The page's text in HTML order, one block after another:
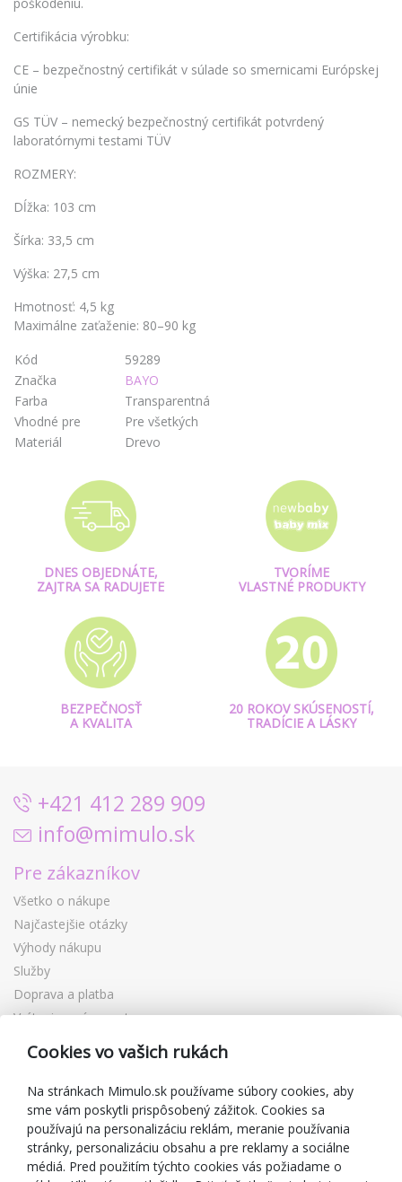
poškodeniu.
Certifikácia výrobku:
CE – bezpečnostný certifikát v súlade so smernicami Európskej
únie
GS TÜV – nemecký bezpečnostný certifikát potvrdený
laboratórnymi testami TÜV
ROZMERY:
Dĺžka: 103 cm
Šírka: 33,5 cm
Výška: 27,5 cm
Hmotnosť: 4,5 kg
Maximálne zaťaženie: 80–90 kg
Kód
59289
Značka
BAYO
Farba
Transparentná
Vhodné pre
Pre všetkých
Materiál
Drevo
DNES OBJEDNÁTE,
ZAJTRA SA RADUJETE
TVORÍME
VLASTNÉ PRODUKTY
BEZPEČNOSŤ
A KVALITA
20 ROKOV SKÚSENOSTÍ,
TRADÍCIE A LÁSKY
+421 412 289 909
info@mimulo.sk
Pre zákazníkov
Všetko o nákupe
Najčastejšie otázky
Výhody nákupu
Služby
Doprava a platba
Vrátenie a výmena tovaru
Reklamácia
Zľavové kupóny
Blog
O predajcovi
Mimulo.sk
Cookies vo vašich rukách
Na stránkach Mimulo.sk používame súbory cookies, aby
sme vám poskytli prispôsobený zážitok. Cookies sa
používajú na personalizáciu reklám, meranie používania
stránky, personalizáciu obsahu a pre reklamy a sociálne
médiá. Pred použitím týchto cookies vás požiadame o